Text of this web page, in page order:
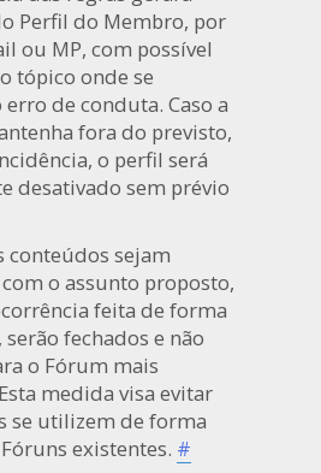
Perfil do Membro, por
ou MP, com possível
tópico onde se
de conduta. Caso a
fora do previsto,
o perfil será
desativado sem prévio
conteúdos sejam
o assunto proposto,
feita de forma
fechados e não
o Fórum mais
medida visa evitar
se utilizem de forma
existentes. #